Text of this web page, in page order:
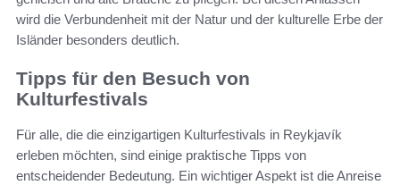
wird die Verbundenheit mit der Natur und der kulturelle Erbe der
Isländer besonders deutlich.
Tipps für den Besuch von
Kulturfestivals
Für alle, die die einzigartigen Kulturfestivals in Reykjavík
erleben möchten, sind einige praktische Tipps von
entscheidender Bedeutung. Ein wichtiger Aspekt ist die Anreise